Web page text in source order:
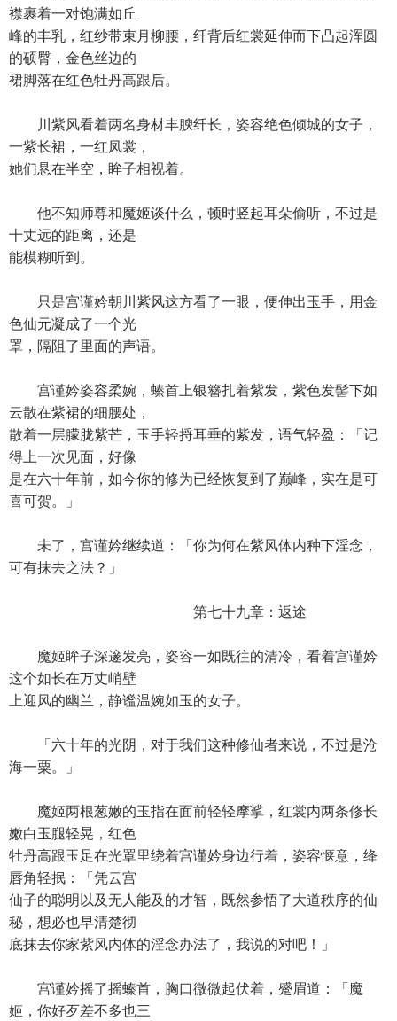
襟裹着一对饱满如丘
峰的丰乳，红纱带束月柳腰，纤背后红裳延伸而下凸起浑圆
的硕臀，金色丝边的
裙脚落在红色牡丹高跟后。
川紫风看着两名身材丰腴纤长，姿容绝色倾城的女子，
一紫长裙，一红凤裳，
她们悬在半空，眸子相视着。
他不知师尊和魔姬谈什么，顿时竖起耳朵偷听，不过是
十丈远的距离，还是
能模糊听到。
只是宫谨妗朝川紫风这方看了一眼，便伸出玉手，用金
色仙元凝成了一个光
罩，隔阻了里面的声语。
宫谨妗姿容柔婉，螓首上银簪扎着紫发，紫色发髻下如
云散在紫裙的细腰处，
散着一层朦胧紫芒，玉手轻捋耳垂的紫发，语气轻盈：「记
得上一次见面，好像
是在六十年前，如今你的修为已经恢复到了巅峰，实在是可
喜可贺。」
未了，宫谨妗继续道：「你为何在紫风体内种下淫念，
可有抹去之法？」
第七十九章：返途
魔姬眸子深邃发亮，姿容一如既往的清冷，看着宫谨妗
这个如长在万丈峭壁
上迎风的幽兰，静谧温婉如玉的女子。
「六十年的光阴，对于我们这种修仙者来说，不过是沧
海一粟。」
魔姬两根葱嫩的玉指在面前轻轻摩挲，红裳内两条修长
嫩白玉腿轻晃，红色
牡丹高跟玉足在光罩里绕着宫谨妗身边行着，姿容惬意，绛
唇角轻抿：「凭云宫
仙子的聪明以及无人能及的才智，既然参悟了大道秩序的仙
秘，想必也早清楚彻
底抹去你家紫风内体的淫念办法了，我说的对吧！」
宫谨妗摇了摇螓首，胸口微微起伏着，蹙眉道：「魔
姬，你好歹差不多也三